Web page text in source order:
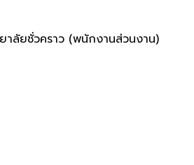
าลัยชั่วคราว (พนักงานส่วนงาน)